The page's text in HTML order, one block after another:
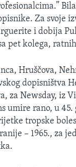
Za svoje
i dobija
pet kolega,
Hruščova,
dopisništva
za Newsday, iz
umire rano, u 45.
tropske
– 1965., za